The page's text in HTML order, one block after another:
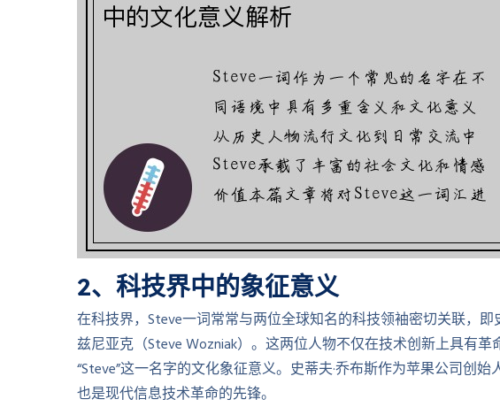
2、科技界中的象征意义
在科技界，Steve一词常常与两位全球知名的科技领袖密切关联，即
兹尼亚克（Steve Wozniak）。这两位人物不仅在技术创新上具有
“Steve”这一名字的文化象征意义。史蒂夫·乔布斯作为苹果公司创
也是现代信息技术革命的先锋。